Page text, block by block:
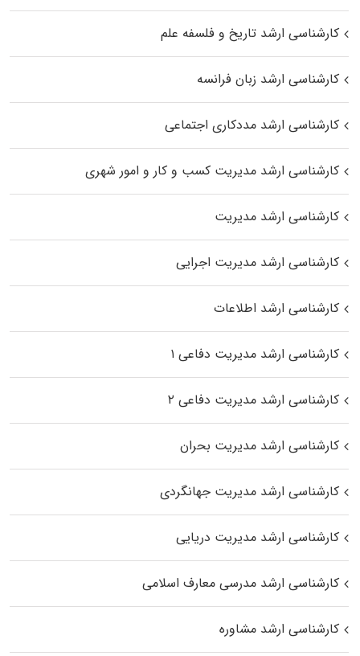
کارشناسی ارشد تاریخ و فلسفه علم
کارشناسی ارشد زبان فرانسه
کارشناسی ارشد مددکاری اجتماعی
کارشناسی ارشد مدیریت کسب و کار و امور شهری
کارشناسی ارشد مدیریت
کارشناسی ارشد مدیریت اجرایی
کارشناسی ارشد اطلاعات
کارشناسی ارشد مدیریت دفاعی ۱
کارشناسی ارشد مدیریت دفاعی ۲
کارشناسی ارشد مدیریت بحران
کارشناسی ارشد مدیریت جهانگردی
کارشناسی ارشد مدیریت دریایی
کارشناسی ارشد مدرسی معارف اسلامی
کارشناسی ارشد مشاوره